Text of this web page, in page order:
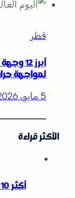
قطر
أبرز
لمواجهة
5 مايو، 2026
الأكثر قراءة
أكثر 10 جنسيات تواجداً في قطر 2025